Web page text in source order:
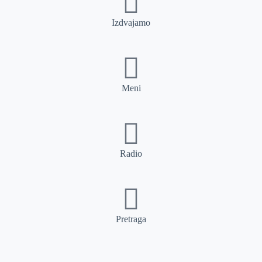
Izdvajamo
Meni
Radio
Pretraga